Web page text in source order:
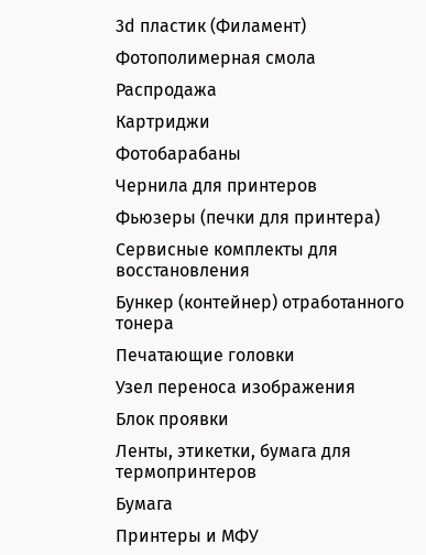
3d пластик (Филамент)
Фотополимерная смола
Распродажа
Картриджи
Фотобарабаны
Чернила для принтеров
Фьюзеры (печки для принтера)
Сервисные комплекты для
восстановления
Бункер (контейнер) отработанного
тонера
Печатающие головки
Узел переноса изображения
Блок проявки
Ленты, этикетки, бумага для
термопринтеров
Бумага
Принтеры и МФУ